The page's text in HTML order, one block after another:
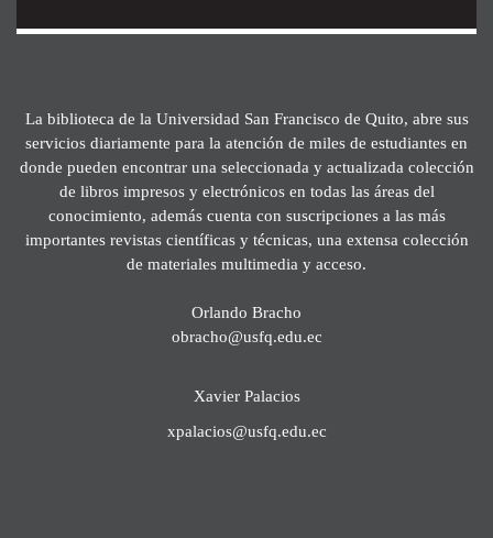
La biblioteca de la Universidad San Francisco de Quito, abre sus
servicios diariamente para la atención de miles de estudiantes en
donde pueden encontrar una seleccionada y actualizada colección
de libros impresos y electrónicos en todas las áreas del
conocimiento, además cuenta con suscripciones a las más
importantes revistas científicas y técnicas, una extensa colección
de materiales multimedia y acceso.
Orlando Bracho
obracho@usfq.edu.ec
Xavier Palacios
xpalacios@usfq.edu.ec